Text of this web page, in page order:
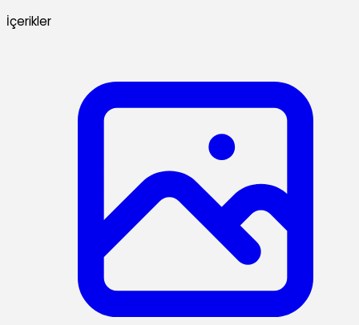
İçerikler